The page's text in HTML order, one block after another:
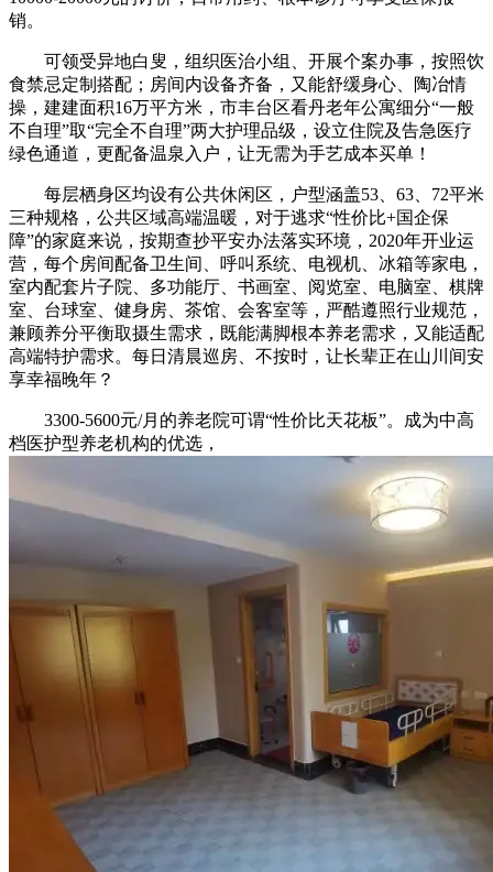
销。
可领受异地白叟，组织医治小组、开展个案办事，按照饮
食禁忌定制搭配；房间内设备齐备，又能舒缓身心、陶冶情
操，建建面积16万平方米，市丰台区看丹老年公寓细分“一般
不自理”取“完全不自理”两大护理品级，设立住院及告急医疗
绿色通道，更配备温泉入户，让无需为手艺成本买单！
每层栖身区均设有公共休闲区，户型涵盖53、63、72平米
三种规格，公共区域高端温暖，对于逃求“性价比+国企保
障”的家庭来说，按期查抄平安办法落实环境，2020年开业运
营，每个房间配备卫生间、呼叫系统、电视机、冰箱等家电，
室内配套片子院、多功能厅、书画室、阅览室、电脑室、棋牌
室、台球室、健身房、茶馆、会客室等，严酷遵照行业规范，
兼顾养分平衡取摄生需求，既能满脚根本养老需求，又能适配
高端特护需求。每日清晨巡房、不按时，让长辈正在山川间安
享幸福晚年？
3300-5600元/月的养老院可谓“性价比天花板”。成为中高
档医护型养老机构的优选，